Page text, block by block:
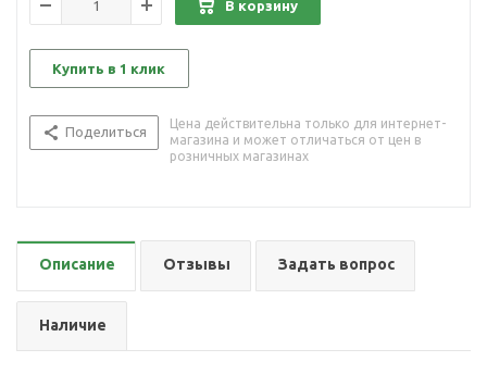
В корзину
Купить в 1 клик
Поделиться
Цена действительна только для интернет-
магазина и может отличаться от цен в
розничных магазинах
Описание Отзывы Задать вопрос
Наличие